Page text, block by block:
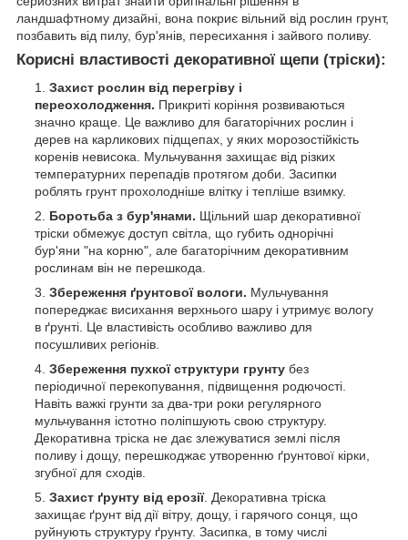
ландшафтному дизайні, вона покриє вільний від рослин грунт,
позбавить від пилу, бур'янів, пересихання і зайвого поливу.
Корисні властивості декоративної щепи (тріски):
Захист рослин від перегріву і
переохолодження. Прикриті коріння розвиваються
значно краще. Це важливо для багаторічних рослин і
дерев на карликових підщепах, у яких морозостійкість
коренів невисока. Мульчування захищає від різких
температурних перепадів протягом доби. Засипки
роблять грунт прохолодніше влітку і тепліше взимку.
Боротьба з бур'янами. Щільний шар декоративної
тріски обмежує доступ світла, що губить однорічні
бур'яни "на корню", але багаторічним декоративним
рослинам він не перешкода.
Збереження ґрунтової вологи. Мульчування
попереджає висихання верхнього шару і утримує вологу
в ґрунті. Це властивість особливо важливо для
посушливих регіонів.
Збереження пухкої структури грунту без
періодичної перекопування, підвищення родючості.
Навіть важкі грунти за два-три роки регулярного
мульчування істотно поліпшують свою структуру.
Декоративна тріска не дає злежуватися землі після
поливу і дощу, перешкоджає утворенню ґрунтової кірки,
згубної для сходів.
Захист ґрунту від ерозії. Декоративна тріска
захищає ґрунт від дії вітру, дощу, і гарячого сонця, що
руйнують структуру ґрунту. Засипка, в тому числі